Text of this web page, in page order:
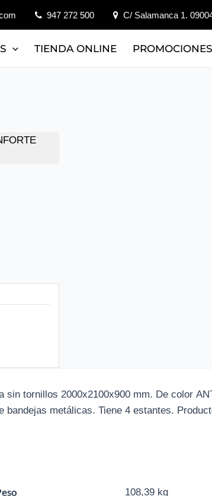
947 272 500 C/ Salamanca 1.
TIENDA ONLINE PROMOCIONES
sin tornillos 2000x2100x900 mm. De color
bandejas metálicas. Tiene 4 estantes.
108,39 kg